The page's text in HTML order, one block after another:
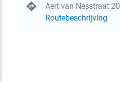
Aert van Nesstraat 20
Routebeschrijving